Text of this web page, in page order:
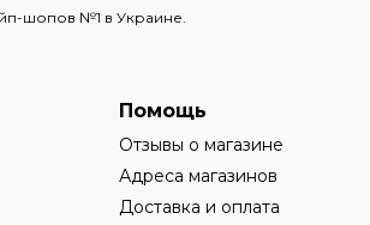
шопов №1 в Украине.
Помощь
Отзывы о магазине
Адреса магазинов
Доставка и оплата